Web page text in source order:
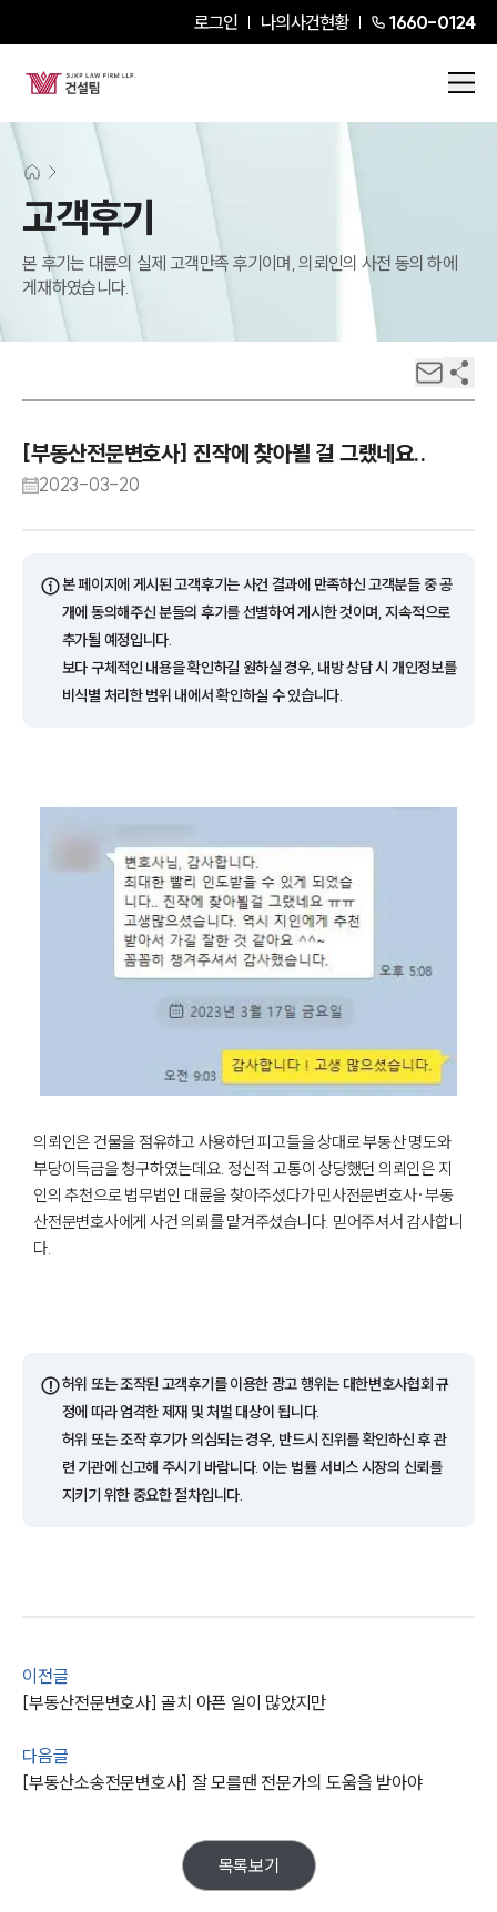
로그인 나의사건현황 1660-0124
팀소개
팀소개
대륜의 강점
오시는 길
업무사례
주요 업무사례
사례분석/최신동향
법률정보
법률지식인
부동산전문변호사
소식/자료
언론보도
고객후기
본 후기는 대륜의 실제 고객만족 후기이며, 의뢰인의 사전 동의 하에
게재하였습니다.
[부동산전문변호사] 진작에 찾아뵐 걸 그랬네요..
2023-03-20
ⓘ본 페이지에 게시된 고객후기는 사건 결과에 만족하신 고객분들 중 공
개에 동의해주신 분들의 후기를 선별하여 게시한 것이며, 지속적으로
추가될 예정입니다.
보다 구체적인 내용을 확인하길 원하실 경우, 내방 상담 시 개인정보를
비식별 처리한 범위 내에서 확인하실 수 있습니다.
의뢰인은 건물을 점유하고 사용하던 피고들을 상대로 부동산 명도와
부당이득금을 청구하였는데요. 정신적 고통이 상당했던 의뢰인은 지
인의 추천으로 법무법인 대륜을 찾아주셨다가 민사전문변호사·부동
산전문변호사에게 사건 의뢰를 맡겨주셨습니다. 믿어주셔서 감사합니
다.
⚠️허위 또는 조작된 고객후기를 이용한 광고 행위는 대한변호사협회 규
정에 따라 엄격한 제재 및 처벌 대상이 됩니다.
허위 또는 조작 후기가 의심되는 경우, 반드시 진위를 확인하신 후 관
련 기관에 신고해 주시기 바랍니다. 이는 법률 서비스 시장의 신뢰를
지키기 위한 중요한 절차입니다.
이전글
[부동산전문변호사] 골치 아픈 일이 많았지만
다음글
[부동산소송전문변호사] 잘 모를땐 전문가의 도움을 받아야
목록보기